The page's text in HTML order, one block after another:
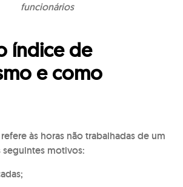
funcionários
índice de
e como
às horas não trabalhadas de um
motivos: